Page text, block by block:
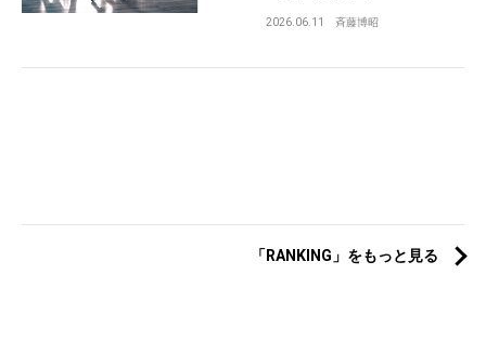
2026.06.11 斉藤博昭
「RANKING」をもっと見る